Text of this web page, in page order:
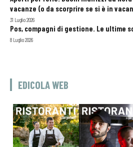
vacanze (o da scorprire se si è in
31 Luglio 2026
Pos, compagni di gestione. Le ultime
8 Luglio 2026
EDICOLA WEB